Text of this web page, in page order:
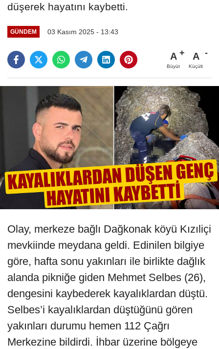
düşerek hayatını kaybetti.
GÜNDEM 03 Kasım 2025 - 13:43
A
Büyüt
A
Küçült
Olay, merkeze bağlı Dağkonak köyü Kızıliçi
mevkiinde meydana geldi. Edinilen bilgiye
göre, hafta sonu yakınları ile birlikte dağlık
alanda pikniğe giden Mehmet Selbes (26),
dengesini kaybederek kayalıklardan düştü.
Selbes’i kayalıklardan düştüğünü gören
yakınları durumu hemen 112 Çağrı
Merkezine bildirdi. İhbar üzerine bölgeye